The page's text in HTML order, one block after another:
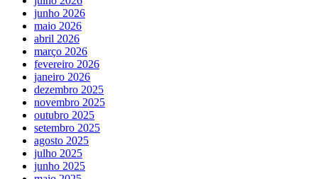
junho 2026
maio 2026
abril 2026
março 2026
fevereiro 2026
janeiro 2026
dezembro 2025
novembro 2025
outubro 2025
setembro 2025
agosto 2025
julho 2025
junho 2025